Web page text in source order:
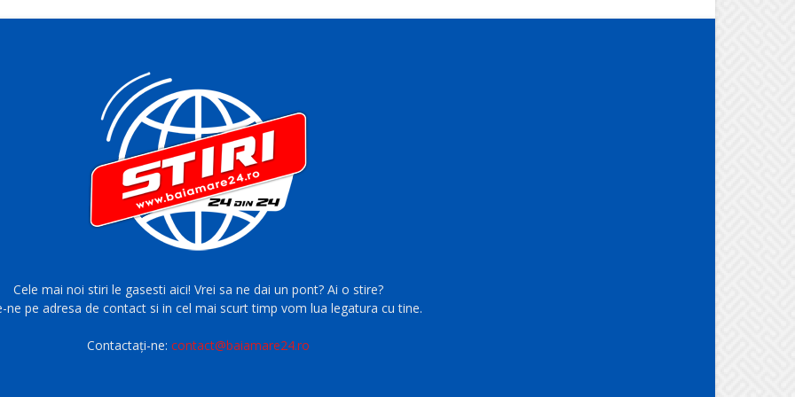
Cele mai noi stiri le gasesti aici! Vrei sa ne dai un pont? Ai o stire?
ne pe adresa de contact si in cel mai scurt timp vom lua legatura cu tine.
Contactați-ne:contact@baiamare24.ro